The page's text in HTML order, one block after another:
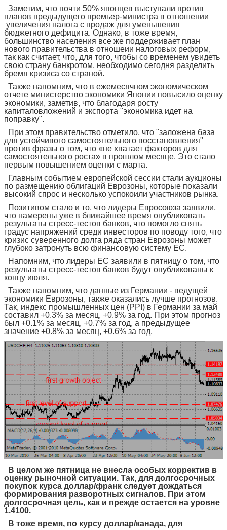
Заметим, что почти 50% японцев выступали против
планов предыдущего премьер-министра в отношении
увеличения налога с продаж для уменьшения
бюджетного дефицита. Однако, в тоже время,
большинство населения все же поддерживает план
нового правительства в отношеии налоговых реформ,
так как считает, что, для того, чтобы со временем увидеть
свою страну банкротом, необходимо сегодня разделить
бремя кризиса со страной.
Также напомним, что в ежемесячном экономическом
отчете министерство экономики Японии повысило оценку
экономики, заметив, что благодаря росту
капиталовложений и экспорта "экономика идет на
поправку".
При этом правительство отметило, что "заложена база
для устойчивого самостоятельного восстановления"
против фразы о том, что «не хватает факторов для
самостоятельного роста» в прошлом месяце. Это стало
первым повышением оценки с марта.
Главным событием европейской сессии стали аукционы
по размещению облигаций Еврозоны, которые показали
высокий спрос и несколько успокоили участников рынка.
Позитивом стало и то, что лидеры Евросоюза заявили,
что намерены уже в ближайшее время опубликовать
результаты стресс-тестов банков, что помогло снять
градус напряжений среди инвесторов по поводу того, что
кризис суверенного долга ряда стран Еврозоны может
глубоко затронуть всю финансовую систему ЕС.
Напомним, что лидеры ЕС заявили в пятницу о том, что
результаты стресс-тестов банков будут опубликованы к
концу июля.
Также напомним, что данные из Германии - ведущей
экономики Еврозоны, также оказались лучше прогнозов.
Так, индекс промышленных цен (PPI) в Германии за май
составил +0.3% за месяц, +0.9% за год. При этом прогноз
был +0.1% за месяц, +0.7% за год, а предыдущее
значение +0.8% за месяц, +0.6% за год.
В целом же пятница не внесла особых корректив в
оценку рыночной ситуации. Так, для долгосрочных
покупок курса доллар/франк следует дождаться
формирования разворотных сигналов. При этом
долгосрочная цель, как и прежде остается на уровне
1.4100.
В тоже время, по курсу доллар/канада, для